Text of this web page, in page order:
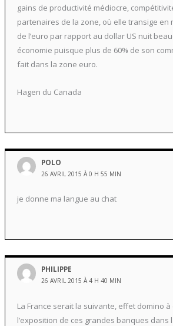
gains de productivité médiocre,
partenaires de la zone, où elle transige en
de l’euro par rapport au dollar US nuit
économie puisque plus de 60% de son
fait dans la zone euro.
Hagen du Canada
POLO
26 AVRIL 2015 À 0 H 55 MIN
je donne ma langue au chat
PHILIPPE
26 AVRIL 2015 À 4 H 40 MIN
La France serait la suivante, effet domino à
l’exposition de ces grandes banques dans